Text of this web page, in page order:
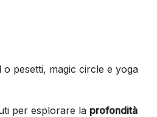
pesetti, magic circle e yoga
per esplorare la profondità